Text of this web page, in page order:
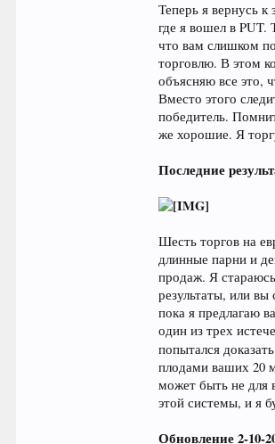
Теперь я вернусь
где я вошел в PUT.
что вам слишком
торговлю. В этом
объясняю все это,
Вместо этого
победитель.
же хорошие. Я
Последние
Шесть торгов на
длинные парни и
продаж. Я
результаты, или
пока я предлагаю
один из трех
попытался
плодами ваших 20
может быть не для
этой системы, и я
Обновление 2-10-